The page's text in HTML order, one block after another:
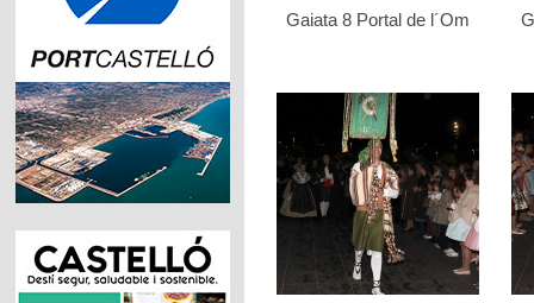
Gaiata 8 Portal de l´Om